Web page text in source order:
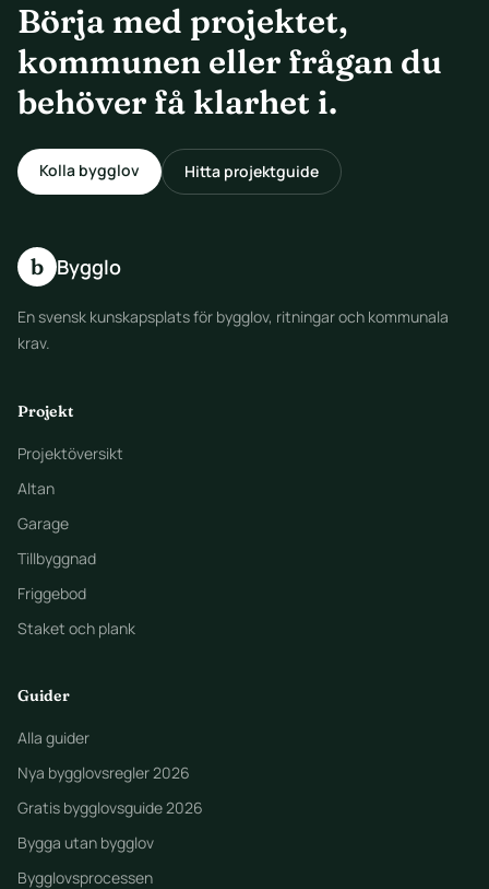
Börja med projektet,
kommunen eller frågan du
behöver få klarhet i.
Kolla bygglov Hitta projektguide
b Bygglo
En svensk kunskapsplats för bygglov, ritningar och kommunala
krav.
Projekt
Projektöversikt
Altan
Garage
Tillbyggnad
Friggebod
Staket och plank
Guider
Alla guider
Nya bygglovsregler 2026
Gratis bygglovsguide 2026
Bygga utan bygglov
Bygglovsprocessen